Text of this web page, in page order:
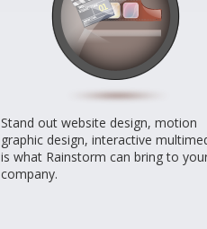
Stand out website design, motion
graphic design, interactive
is what Rainstorm can bring to
company.